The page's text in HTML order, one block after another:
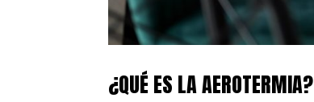
¿QUÉ ES LA AEROTERMIA?